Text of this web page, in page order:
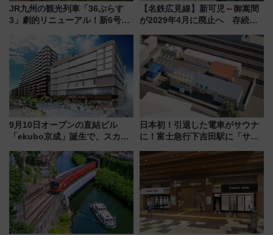
JR九州の観光列車「36ぷらす
3」劇的リニューアル！新6号車
別 “プレミアムランチ”導入･ル
ートや価格など解説
【名鉄広見線】新可児～御嵩間
が2029年4月に廃止へ 存続協
9月10日オープンの直結ビル
「ekubo京成」誕生で、スカイ
新鎌ヶ谷はどう変わる？ 全テナ
ント情報も公開！
日本初！引退した電車がサウナ
に！富士急行下吉田駅に「サ電
業 行き交う電車の音や振動を
感じながら「ととのう」新感覚